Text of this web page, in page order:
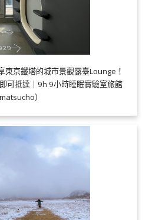
東京鐵塔的城市景觀露臺Lounge！
可抵達｜9h 9小時睡眠實驗室旅館
）